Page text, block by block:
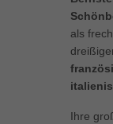
als
Ihre
können Ihre
weitere
Cookies auswählen.